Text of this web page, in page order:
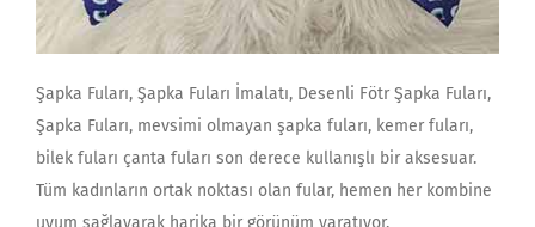
Şapka Fuları, Şapka Fuları İmalatı, Desenli Fötr Şapka Fuları,
Şapka Fuları, mevsimi olmayan şapka fuları, kemer fuları,
bilek fuları çanta fuları son derece kullanışlı bir aksesuar.
Tüm kadınların ortak noktası olan fular, hemen her kombine
uyum sağlayarak harika bir görünüm yaratıyor.